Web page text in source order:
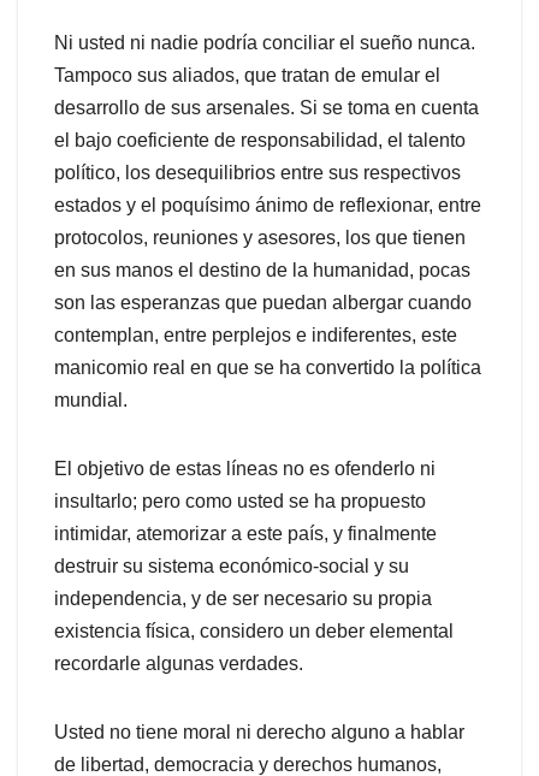
Ni usted ni nadie podría conciliar el sueño nunca.
Tampoco sus aliados, que tratan de emular el
desarrollo de sus arsenales. Si se toma en cuenta
el bajo coeficiente de responsabilidad, el talento
político, los desequilibrios entre sus respectivos
estados y el poquísimo ánimo de reflexionar, entre
protocolos, reuniones y asesores, los que tienen
en sus manos el destino de la humanidad, pocas
son las esperanzas que puedan albergar cuando
contemplan, entre perplejos e indiferentes, este
manicomio real en que se ha convertido la política
mundial.
El objetivo de estas líneas no es ofenderlo ni
insultarlo; pero como usted se ha propuesto
intimidar, atemorizar a este país, y finalmente
destruir su sistema económico-social y su
independencia, y de ser necesario su propia
existencia física, considero un deber elemental
recordarle algunas verdades.
Usted no tiene moral ni derecho alguno a hablar
de libertad, democracia y derechos humanos,